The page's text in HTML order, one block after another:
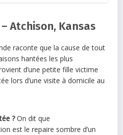
Atchison, Kansas
raconte que la cause de tout
hantées les plus
d’une petite fille victime
lors d’une visite à domicile au
?On dit que
est le repaire sombre d’un